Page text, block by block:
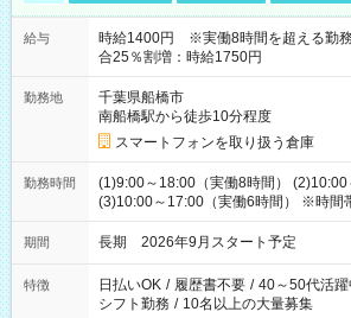
給与
時給1400円 ※実働8時間を超える勤
合25％割増：時給1750円
勤務地
千葉県船橋市
南船橋駅から徒歩10分程度
スマートフォンを取り扱う倉庫
勤務時間
(1)9:00～18:00（実働8時間） (2)10:00
(3)10:00～17:00（実働6時間） ※時間
期間 長期 2026年9月スタート予定
特徴 日払いOK / 履歴書不要 / 40～50代活躍
シフト勤務 / 10名以上の大量募集